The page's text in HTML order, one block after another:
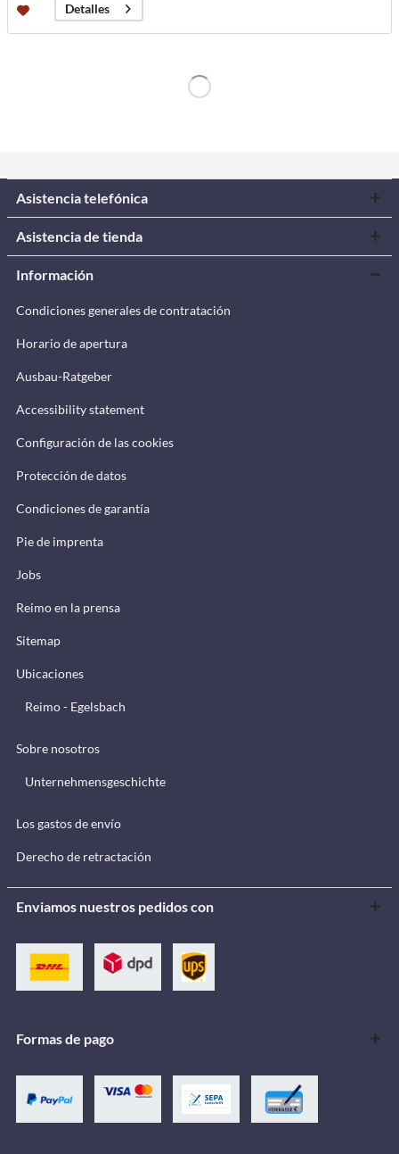
Detalles
Asistencia telefónica
Asistencia de tienda
Información
Condiciones generales de contratación
Horario de apertura
Ausbau-Ratgeber
Accessibility statement
Configuración de las cookies
Protección de datos
Condiciones de garantía
Pie de imprenta
Jobs
Reimo en la prensa
Sitemap
Ubicaciones
Reimo - Egelsbach
Sobre nosotros
Unternehmensgeschichte
Los gastos de envío
Derecho de retractación
Enviamos nuestros pedidos con
Formas de pago